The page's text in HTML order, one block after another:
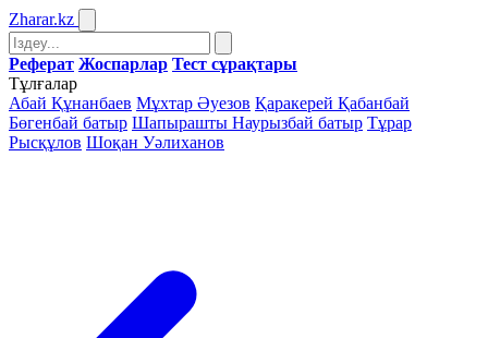
Zharar.kz
Реферат Жоспарлар Тест сұрақтары
Тұлғалар
Абай Құнанбаев Мұхтар Әуезов Қаракерей Қабанбай
Бөгенбай батыр Шапырашты Наурызбай батыр Тұрар
Рысқұлов Шоқан Уәлиханов